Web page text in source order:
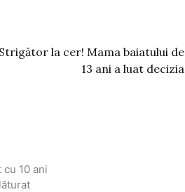
Strigător la cer! Mama baiatului de
13 ani a luat decizia
10 ani